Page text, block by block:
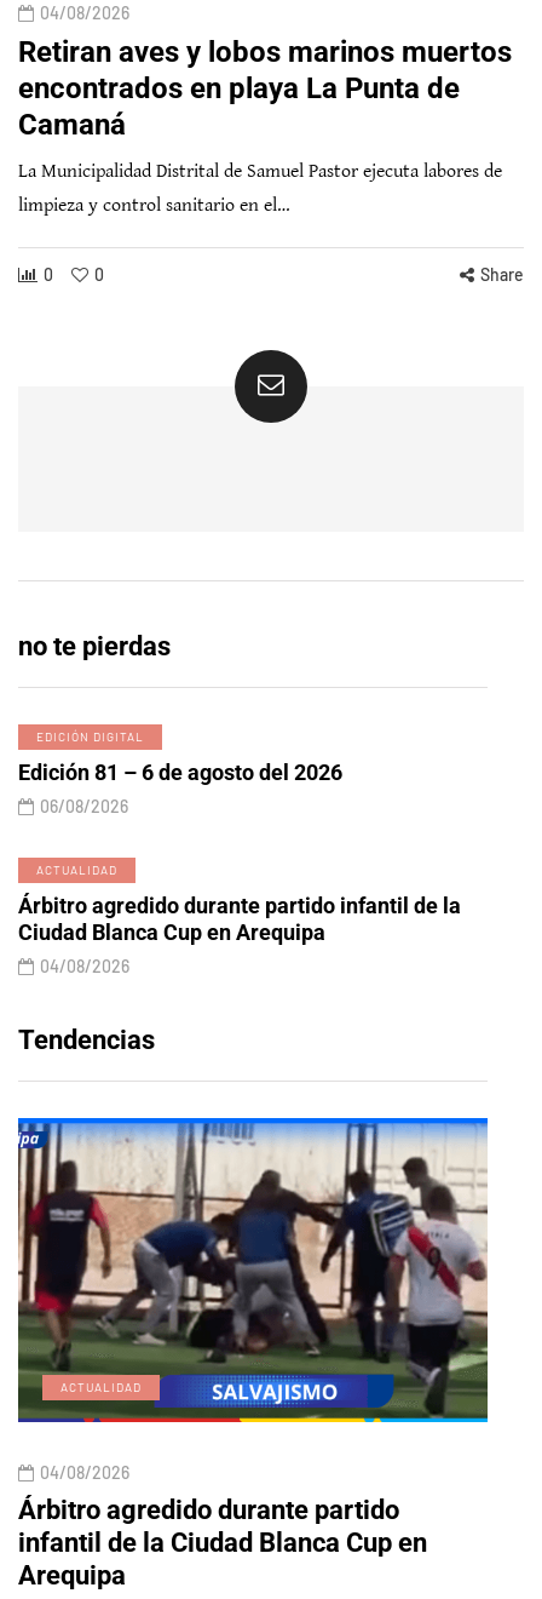
04/08/2026
Retiran aves y lobos marinos muertos
encontrados en playa La Punta de
Camaná
La Municipalidad Distrital de Samuel Pastor ejecuta labores de
limpieza y control sanitario en el…
0 0 Share
no te pierdas
EDICIÓN DIGITAL
Edición 81 – 6 de agosto del 2026
06/08/2026
ACTUALIDAD
Árbitro agredido durante partido infantil de la
Ciudad Blanca Cup en Arequipa
04/08/2026
Tendencias
ACTUALIDAD
04/08/2026
Árbitro agredido durante partido
infantil de la Ciudad Blanca Cup en
Arequipa